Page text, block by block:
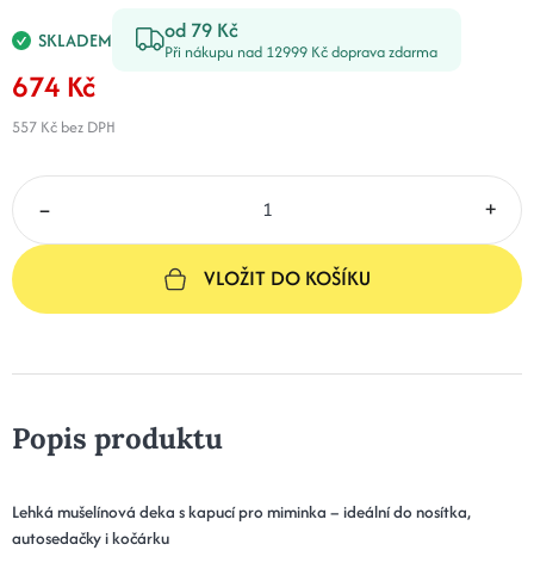
SKLADEM od 79 Kč
Při nákupu nad 12999 Kč doprava zdarma
674 Kč
557 Kč bez DPH
– +
VLOŽIT DO KOŠÍKU
Popis produktu
Lehká mušelínová deka s kapucí pro miminka – ideální do nosítka,
autosedačky i kočárku